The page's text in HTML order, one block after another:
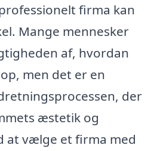
firma kan
Mange mennesker
af, hvordan
men det er en
der
æstetik og
at vælge et firma med